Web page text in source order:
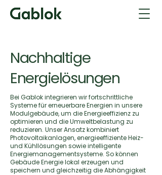
Nachhaltige
Energielösungen
Bei Gablok integrieren wir fortschrittliche
Systeme für erneuerbare Energien in unsere
Modulgebäude, um die Energieeffizienz zu
optimieren und die Umweltbelastung zu
reduzieren. Unser Ansatz kombiniert
Photovoltaikanlagen, energieeffiziente Heiz-
und Kühllösungen sowie intelligente
Energiemanagementsysteme. So können
Gebäude Energie lokal erzeugen und
speichern und gleichzeitig die Abhängigkeit